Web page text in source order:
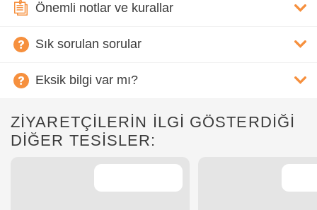
Önemli notlar ve kurallar
Sık sorulan sorular
Eksik bilgi var mı?
ZİYARETÇİLERİN İLGİ GÖSTERDİĞİ
DİĞER TESİSLER: